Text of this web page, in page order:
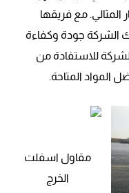
المثالي. مع فريقها
الشركة جودة وكفاءة
للاستفادة من
المواد المتاحة.
مقاول اسفلت
الخرج